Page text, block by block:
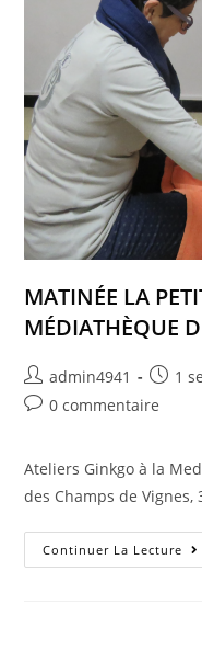
MATINÉE LA
MÉDIATHÈQUE
admin4941
1
0 commentaire
Ateliers Ginkgo à la
des Champs de Vignes,
Continuer La Lecture